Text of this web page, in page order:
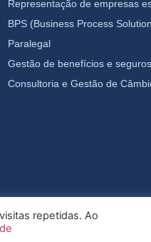
Representação de empresas
BPS (Business Process
Paralegal
Gestão de benefícios e
Consultoria e Gestão de
legais e Privacidade
repetidas. Ao